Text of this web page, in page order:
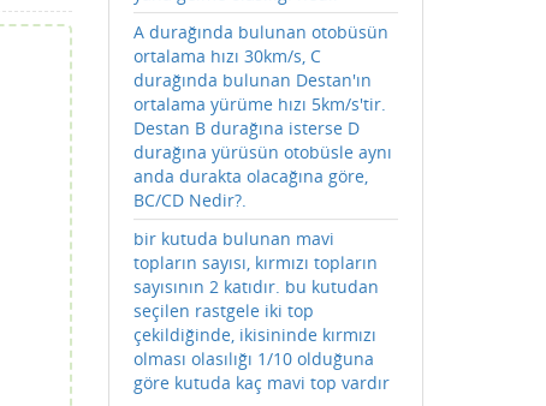
A durağında bulunan otobüsün
ortalama hızı 30km/s, C
durağında bulunan Destan'ın
ortalama yürüme hızı 5km/s'tir.
Destan B durağına isterse D
durağına yürüsün otobüsle aynı
anda durakta olacağına göre,
BC/CD Nedir?.
bir kutuda bulunan mavi
topların sayısı, kırmızı topların
sayısının 2 katıdır. bu kutudan
seçilen rastgele iki top
çekildiğinde, ikisininde kırmızı
olması olasılığı 1/10 olduğuna
göre kutuda kaç mavi top vardır